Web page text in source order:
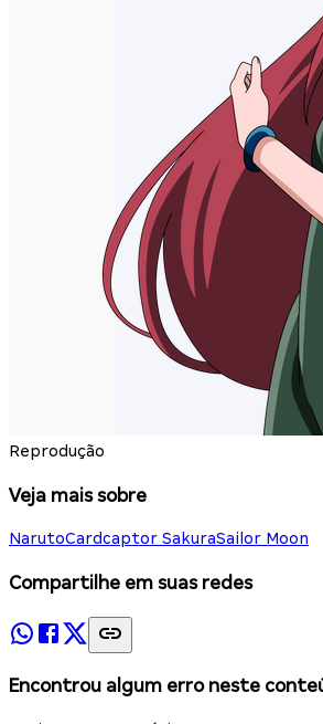
Reprodução
Veja mais sobre
NarutoCardcaptor SakuraSailor Moon
Compartilhe em suas redes
Encontrou algum erro neste